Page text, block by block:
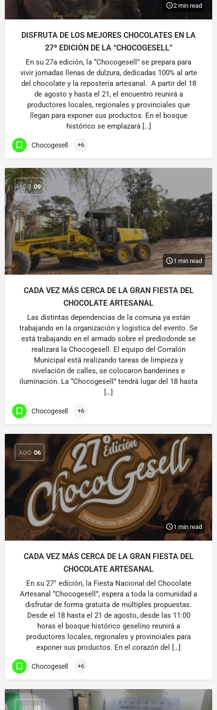
2 min read
DISFRUTA DE LOS MEJORES CHOCOLATES EN LA
27ª EDICIÓN DE LA “CHOCOGESELL”
En su 27a edición, la “Chocogesell” se prepara para
vivir jornadas llenas de dulzura, dedicadas 100% al arte
del chocolate y la repostería artesanal. A partir del 18
de agosto y hasta el 21, el encuentro reunirá a
productores locales, regionales y provinciales que
llegan para exponer sus productos. En el bosque
histórico se emplazará […]
Chocogesell +6
AGO 09
1 min read
CADA VEZ MÁS CERCA DE LA GRAN FIESTA DEL
CHOCOLATE ARTESANAL
Las distintas dependencias de la comuna ya están
trabajando en la organización y logística del evento. Se
está trabajando en el armado sobre el prediodonde se
realizará la Chocogesell. El equipo del Corralón
Municipal está realizando tareas de limpieza y
nivelación de calles, se colocaron banderines e
iluminación. La “Chocogesell” tendrá lugar del 18 hasta
[…]
Chocogesell +6
AGO 06
1 min read
CADA VEZ MÁS CERCA DE LA GRAN FIESTA DEL
CHOCOLATE ARTESANAL
En su 27° edición, la Fiesta Nacional del Chocolate
Artesanal “Chocogesell”, espera a toda la comunidad a
disfrutar de forma gratuita de múltiples propuestas.
Desde el 18 hasta el 21 de agosto, desde las 11:00
horas el bosque histórico geselino reunirá a
productores locales, regionales y provinciales para
exponer sus productos. En el corazón del […]
Chocogesell +6
AGO 03